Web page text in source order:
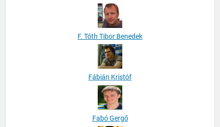
F. Tóth Tibor Benedek
Fábián Kristóf
Fabó Gergő